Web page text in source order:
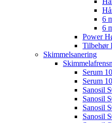
6
6
Power
Tilbehør
Skimmelsanering
Serum
Serum
Sanosil
Sanosil
Sanosil
Sanosil